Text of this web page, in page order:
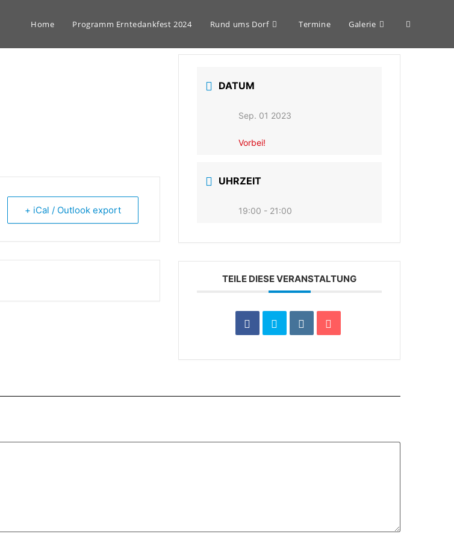
Home Programm Erntedankfest 2024 Rund ums Dorf Termine Galerie Website-
+ iCal / Outlook export
DATUM
Sep. 01 2023
Vorbei!
UHRZEIT
19:00 - 21:00
TEILE DIESE VERANSTALTUNG